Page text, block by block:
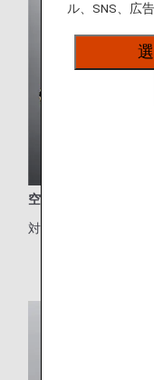
空の上で味わえる最上
対象クラス：ファース
ル、SNS、広